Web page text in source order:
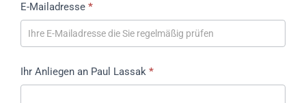
E-Mailadresse *
Ihr Anliegen an Paul Lassak *